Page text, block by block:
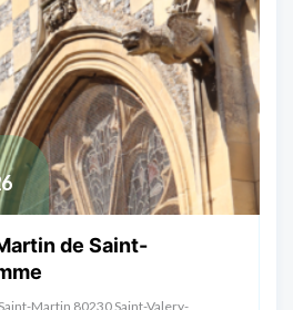
de Saint-
Martin 80230 Saint-Valery-